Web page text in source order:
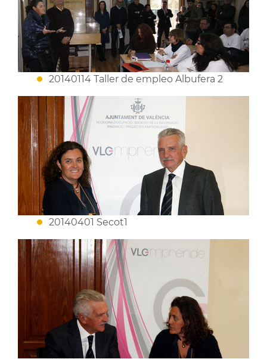
20140114 Taller de empleo Albufera 2
20140401 Secot1